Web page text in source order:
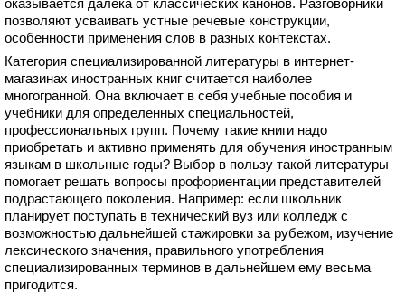
оказывается далека от классических канонов. Разговорники
позволяют усваивать устные речевые конструкции,
особенности применения слов в разных контекстах.
Категория специализированной литературы в интернет-
магазинах иностранных книг считается наиболее
многогранной. Она включает в себя учебные пособия и
учебники для определенных специальностей,
профессиональных групп. Почему такие книги надо
приобретать и активно применять для обучения иностранным
языкам в школьные годы? Выбор в пользу такой литературы
помогает решать вопросы профориентации представителей
подрастающего поколения. Например: если школьник
планирует поступать в технический вуз или колледж с
возможностью дальнейшей стажировки за рубежом, изучение
лексического значения, правильного употребления
специализированных терминов в дальнейшем ему весьма
пригодится.